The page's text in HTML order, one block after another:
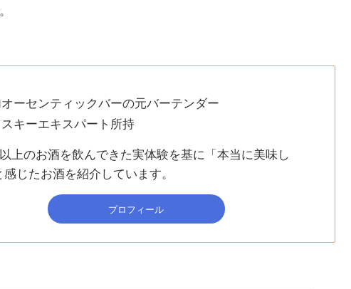
ーセンティックバーの元バーテンダー
キーエキスパート所持
上のお酒を飲んできた実体験を基に「本当に美味し
じたお酒を紹介しています。
プロフィール